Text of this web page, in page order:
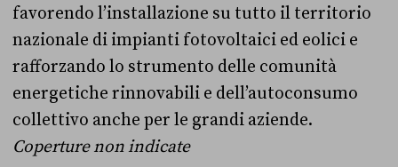
favorendo l’installazione su tutto il territorio
nazionale di impianti fotovoltaici ed eolici e
rafforzando lo strumento delle comunità
energetiche rinnovabili e dell’autoconsumo
collettivo anche per le grandi aziende.
Coperture non indicate